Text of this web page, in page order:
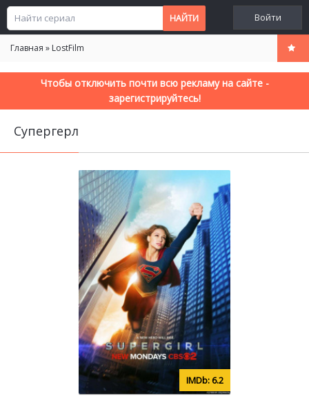
Войти
Главная » LostFilm
Чтобы отключить почти всю рекламу на сайте -
зарегистрируйтесь!
Супергерл
6.2